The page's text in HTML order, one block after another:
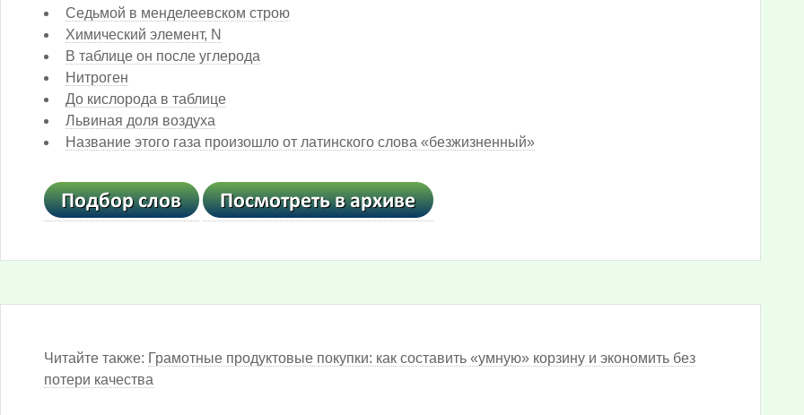
Седьмой в менделеевском строю
Химический элемент, N
В таблице он после углерода
Нитроген
До кислорода в таблице
Львиная доля воздуха
Название этого газа произошло от латинского слова «безжизненный»
Читайте также: Грамотные продуктовые покупки: как составить «умную» корзину и экономить без
потери качества